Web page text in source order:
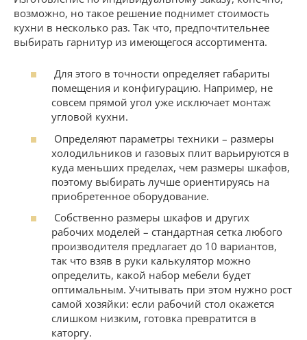
возможно, но такое решение поднимет стоимость
кухни в несколько раз. Так что, предпочтительнее
выбирать гарнитур из имеющегося ассортимента.
Для этого в точности определяет габариты
помещения и конфигурацию. Например, не
совсем прямой угол уже исключает монтаж
угловой кухни.
Определяют параметры техники – размеры
холодильников и газовых плит варьируются в
куда меньших пределах, чем размеры шкафов,
поэтому выбирать лучше ориентируясь на
приобретенное оборудование.
Собственно размеры шкафов и других
рабочих моделей – стандартная сетка любого
производителя предлагает до 10 вариантов,
так что взяв в руки калькулятор можно
определить, какой набор мебели будет
оптимальным. Учитывать при этом нужно рост
самой хозяйки: если рабочий стол окажется
слишком низким, готовка превратится в
каторгу.